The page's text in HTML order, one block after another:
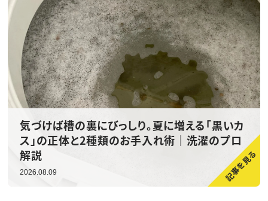
気づけば槽の裏にびっしり。夏に増える「黒いカ
ス」の正体と2種類のお手入れ術｜洗濯のプロ
解説
2026.08.09